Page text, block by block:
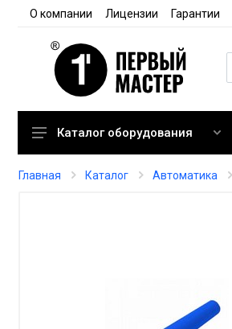
О компании Лицензии Гарантии
Кондиционирование
Каталог оборудования
Главная Каталог Автоматика